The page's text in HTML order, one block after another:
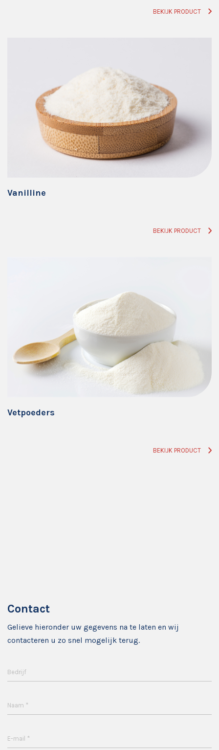
BEKIJK PRODUCT
Vanilline
BEKIJK PRODUCT
Vetpoeders
BEKIJK PRODUCT
Contact
Gelieve hieronder uw gegevens na te laten en wij
contacteren u zo snel mogelijk terug.
Bedrijf
Naam *
E-mail *